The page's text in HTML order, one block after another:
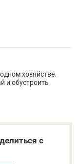
хозяйстве.
и обустроить
с